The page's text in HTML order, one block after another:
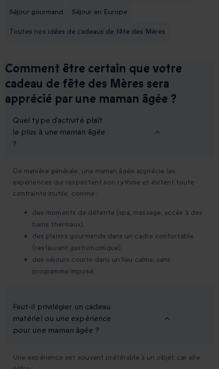
Séjour gourmand Séjour en Europe
Toutes nos idées de cadeaux de fête des Mères
Comment être certain que votre
cadeau de fête des Mères sera
apprécié par une maman âgée ?
Quel type d’activité plaît
le plus à une maman âgée
?
De manière générale, une maman âgée apprécie les
expériences qui respectent son rythme et évitent toute
contrainte inutile, comme :
des moments de détente (spa, massage, accès à des
bains thermaux),
des plaisirs gourmands dans un cadre confortable
(restaurant gastronomique),
des séjours courts dans un lieu calme, sans
programme imposé.
Faut-il privilégier un cadeau
matériel ou une expérience
pour une maman âgée ?
Une expérience est souvent préférable à un objet, car elle